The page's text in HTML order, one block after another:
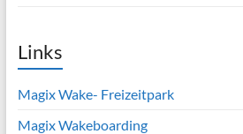
Links
Magix Wake- Freizeitpark
Magix Wakeboarding